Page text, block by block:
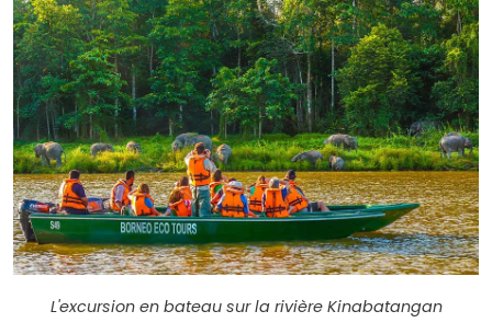
L'excursion en bateau sur la rivière Kinabatangan